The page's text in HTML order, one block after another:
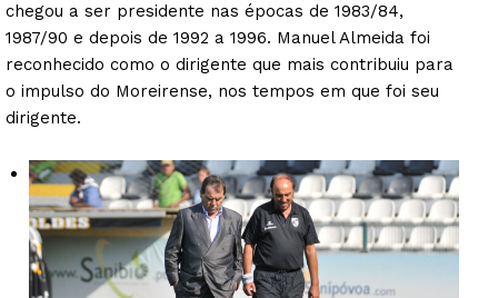
chegou a ser presidente nas épocas de 1983/84,
1987/90 e depois de 1992 a 1996. Manuel Almeida foi
reconhecido como o dirigente que mais contribuiu para
o impulso do Moreirense, nos tempos em que foi seu
dirigente.